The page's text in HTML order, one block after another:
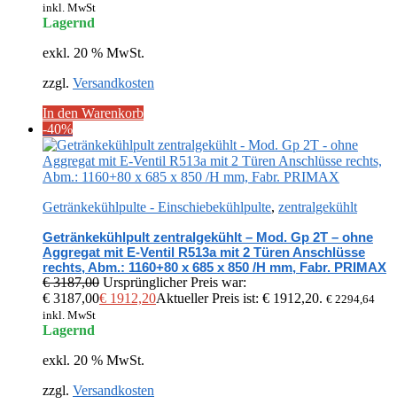
inkl. MwSt
Lagernd
exkl. 20 % MwSt.
zzgl. Versandkosten
In den Warenkorb
-40%
Getränkekühlpulte - Einschiebekühlpulte, zentralgekühlt
Getränkekühlpult zentralgekühlt – Mod. Gp 2T – ohne
Aggregat mit E-Ventil R513a mit 2 Türen Anschlüsse
rechts, Abm.: 1160+80 x 685 x 850 /H mm, Fabr. PRIMAX
€3187,00 Ursprünglicher Preis war:
€ 3187,00€ 1912,20Aktueller Preis ist: € 1912,20. € 2294,64
inkl. MwSt
Lagernd
exkl. 20 % MwSt.
zzgl. Versandkosten